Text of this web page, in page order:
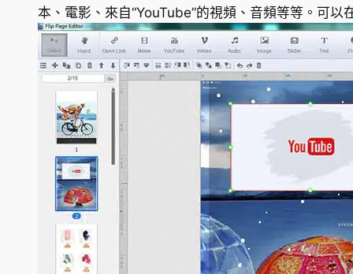
本、電影、來自“YouTube”的視頻、音頻等等。可